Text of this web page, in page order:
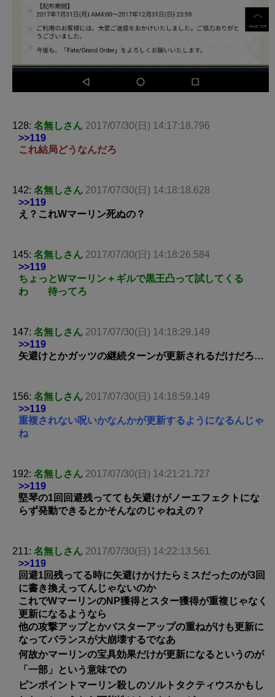
128: 名無しさん 2017/07/30(日) 14:17:18.796
>>119
これ結局どうなんだろ
142: 名無しさん 2017/07/30(日) 14:18:18.628
>>119
え？これWマーリン死ぬの？
145: 名無しさん 2017/07/30(日) 14:18:26.584
>>119
ちょっとWマーリン＋ギルで黒王凸って試してくる
わ 待ってろ
147: 名無しさん 2017/07/30(日) 14:18:29.149
>>119
矢避けとかガッツの継続ターンが更新されるだけだろ…
156: 名無しさん 2017/07/30(日) 14:18:59.149
>>119
重複されない呪いかなんかが更新するようになるんじゃ
ね
192: 名無しさん 2017/07/30(日) 14:21:21.727
>>119
堅琴の1回回避残ってても矢避けがノーエフェクトにな
らず発動できるとかそんなのじゃねえの？
211: 名無しさん 2017/07/30(日) 14:22:13.561
>>119
回避1回残ってる時に矢避けかけたらミスだったのが3回
に書き換えってんじゃないのか
これでWマーリンのNP獲得とスター獲得が重複じゃなく
更新になるようなら
他の攻撃アップとかバスターアップの重ねがけも更新に
なってバランスが大崩壊するでなあ
何故かマーリンの宝具効果だけが更新になるというのが
「一部」という意味での
ピンポイントマーリン殺しのソルトタクティウスかもし